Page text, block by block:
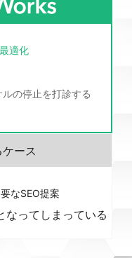
適化
の停止を打診する
なSEO提案
なってしまっている